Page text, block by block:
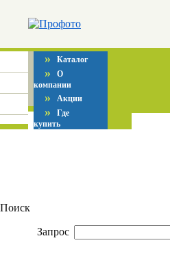
» Каталог
» О
компании
» Акции
» Где
купить
Поиск
Запрос